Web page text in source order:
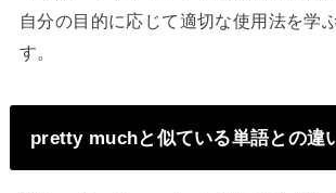
自分の目的に応じて適切な使用法を学
す。
pretty muchと似ている単語との違